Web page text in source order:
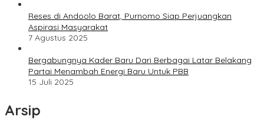
Reses di Andoolo Barat, Purnomo Siap Perjuangkan
Aspirasi Masyarakat
7 Agustus 2025
Bergabungnya Kader Baru Dari Berbagai Latar Belakang
Partai Menambah Energi Baru Untuk PBB
15 Juli 2025
Arsip